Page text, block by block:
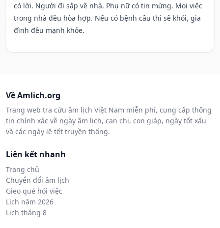
có lời. Người đi sắp về nhà. Phụ nữ có tin mừng. Mọi việc
trong nhà đều hòa hợp. Nếu có bệnh cầu thì sẽ khỏi, gia
đình đều mạnh khỏe.
Về Amlich.org
Trang web tra cứu âm lịch Việt Nam miễn phí, cung cấp thông
tin chính xác về ngày âm lịch, can chi, con giáp, ngày tốt xấu
và các ngày lễ tết truyền thống.
Liên kết nhanh
Trang chủ
Chuyển đổi âm lịch
Gieo quẻ hỏi việc
Lịch năm 2026
Lịch tháng 8